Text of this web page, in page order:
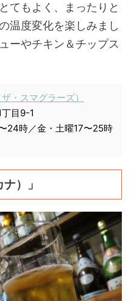
てもよく、まったりと
温度変化を楽しみまし
ーやチキン＆チップス
・スマグラーズ）
目9-1
24時／金・土曜17〜25時
）」